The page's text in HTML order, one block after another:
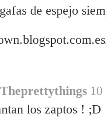
de espejo
los zaptos ! ;D